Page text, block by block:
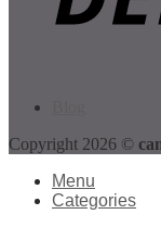
Copyright 2026 ©
Menu
Categories